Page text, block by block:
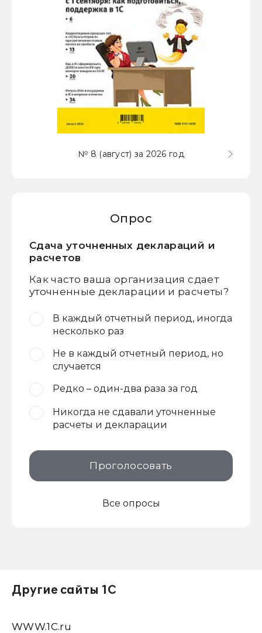
№ 8 (август) за 2026 год
Опрос
Сдача уточненных деклараций и
расчетов
Как часто ваша организация сдает
уточненные декларации и расчеты?
В каждый отчетный период, иногда
несколько раз
Не в каждый отчетный период, но
случается
Редко – один-два раза за год
Никогда не сдавали уточненные
расчеты и декларации
Проголосовать
Все опросы
Другие сайты 1С
WWW.1С.ru